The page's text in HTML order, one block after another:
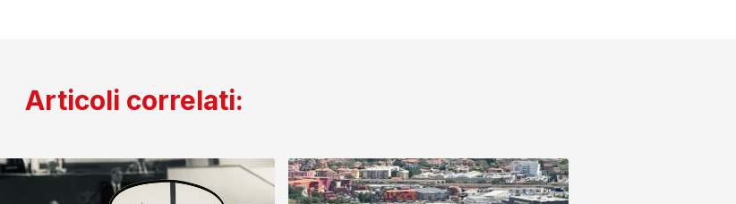
Articoli correlati: